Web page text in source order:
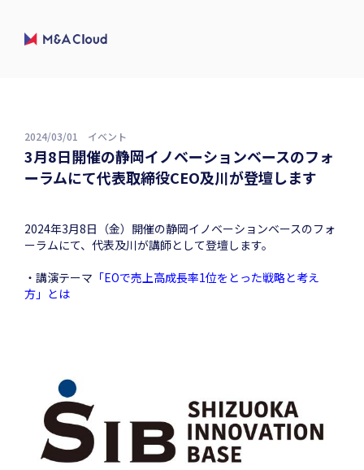
2024/03/01 イベント
3月8日開催の静岡イノベーションベースのフォ
ーラムにて代表取締役CEO及川が登壇します
2024年3月8日（金）開催の静岡イノベーションベースのフォ
ーラムにて、代表及川が講師として登壇します。
・講演テーマ 「EOで売上高成長率1位をとった戦略と考え
方」とは